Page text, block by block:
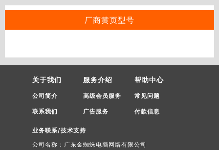
厂商黄页型号
关于我们
公司简介
联系我们
服务介绍
高级会员服务
广告服务
帮助中心
常见问题
付款信息
业务联系/技术支持
公司名称：广东金蜘蛛电脑网络有限公司